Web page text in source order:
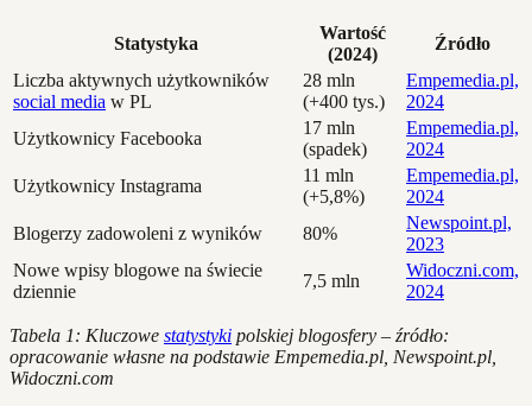
Statystyka
Wartość
(2024)
Źródło
Liczba aktywnych użytkowników
social media w PL
28 mln
(+400 tys.)
Empemedia.pl,
2024
Użytkownicy Facebooka
17 mln
(spadek)
Empemedia.pl,
2024
Użytkownicy Instagrama
11 mln
(+5,8%)
Empemedia.pl,
2024
Blogerzy zadowoleni z wyników
80%
Newspoint.pl,
2023
Nowe wpisy blogowe na świecie
dziennie
7,5 mln
Widoczni.com,
2024
Tabela 1: Kluczowe statystyki polskiej blogosfery – źródło:
opracowanie własne na podstawie Empemedia.pl, Newspoint.pl,
Widoczni.com